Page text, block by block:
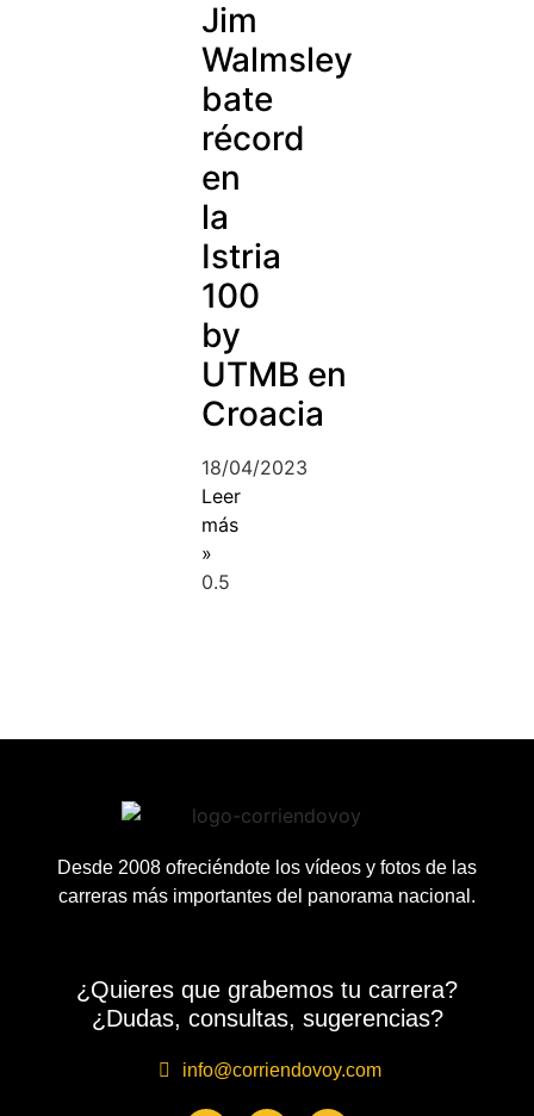
Jim
Walmsley
bate
récord
en
la
Istria
100
by
UTMB en
Croacia
18/04/2023
Leer
más
»
Desde 2008 ofreciéndote los vídeos y fotos de las
carreras más importantes del panorama nacional.
¿Quieres que grabemos tu carrera?
¿Dudas, consultas, sugerencias?
info@corriendovoy.com